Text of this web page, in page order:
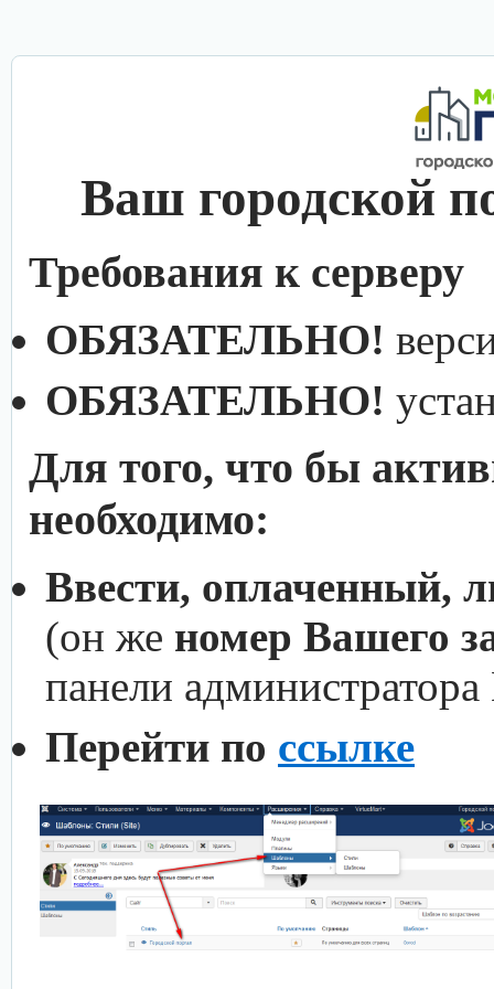
Ваш городской
Требования к серверу
ОБЯЗАТЕЛЬНО!
ОБЯЗАТЕЛЬНО!
Для того, что бы
необходимо:
Ввести, оплаченный,
(он же номер Вашего
панели
Перейти по ссылке